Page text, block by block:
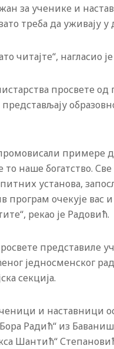
за ученике и
треба да уживају
читајте“, нагласио
просвете од
примере
наше богатство.
установа,
очекује вас
рекао је Радовић.
представиле
једносменског
секција.
и наставници
Радић“ из
Шантић“